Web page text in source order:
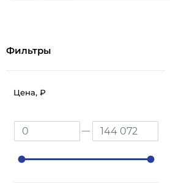
Фильтры
Цена, ₽